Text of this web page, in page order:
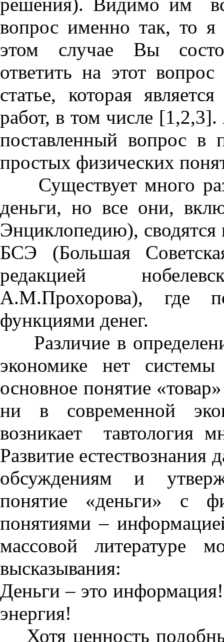
вопрос именно так, то
этом случае Вы
ответить на этот
статье, которая
работ, в том числе [1,2,3].
поставленный вопрос
простых физических
Существует много
деньги, но все они,
Энциклопедию),
БСЭ (Большая
редакцией
А.М.Прохорова), где
функциями денег.
Различие в
экономике нет
основное понятие
ни в современной
возникает тавтология
Развитие естествознания
обсуждениям и
понятие «деньги» с
понятиями –
массовой литературе
высказывания:
Деньги – это
энергия!
Хотя ценность